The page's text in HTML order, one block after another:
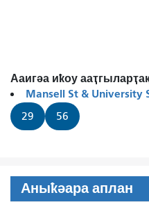
Ааигәа иҟоу
Mansell St & University
29 56
Аныҟәара аплан